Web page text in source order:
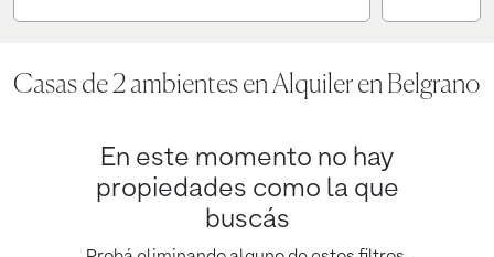
Casas de 2 ambientes en Alquiler en Belgrano
En este momento no hay
propiedades como la que
buscás